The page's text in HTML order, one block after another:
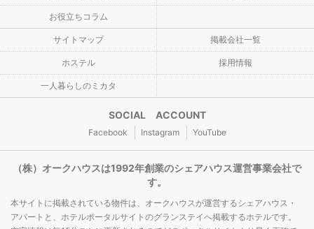
お役立ちコラム
サイトマップ 掲載会社一覧
ホステル 採用情報
一人暮らしのミカタ
SOCIAL ACCOUNT
Facebook Instagram YouTube
（株）オークハウスは1992年創業のシェアハウス運営事業会社で
す。
本サイトに掲載されている物件は、オークハウスが運営するシェアハウス・
アパートと、ホテルポータルサイトのグランステイへ掲載するホテルです。